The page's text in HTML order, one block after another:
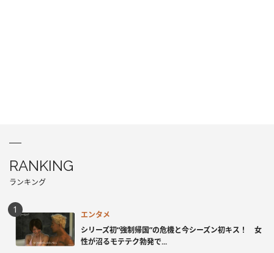
RANKING
ランキング
エンタメ
シリーズ初“強制帰国”の危機と今シーズン初キス！ 女
性が沼るモテテク勃発で...